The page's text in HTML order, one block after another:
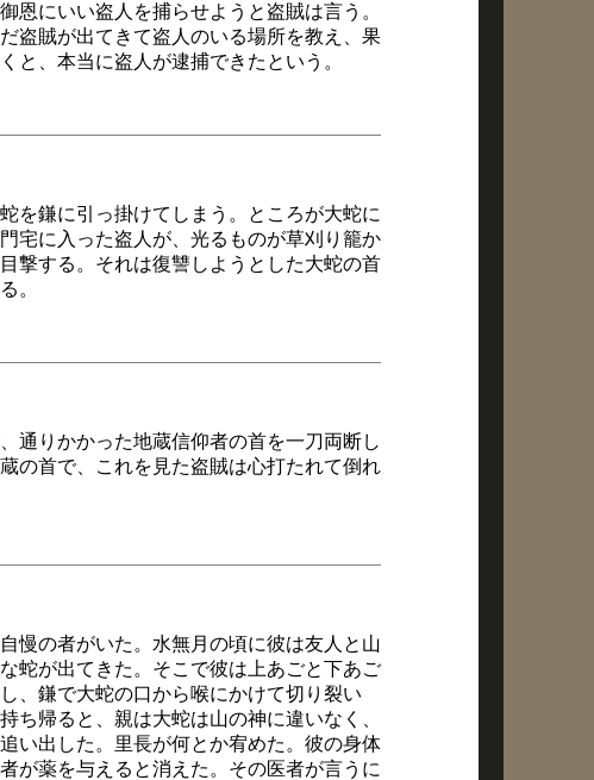
恩にいい盗人を捕らせようと盗賊は言う。
盗賊が出てきて盗人のいる場所を教え、果
と、本当に盗人が逮捕できたという。
を鎌に引っ掛けてしまう。ところが大蛇に
宅に入った盗人が、光るものが草刈り籠か
撃する。それは復讐しようとした大蛇の首
。
通りかかった地蔵信仰者の首を一刀両断し
の首で、これを見た盗賊は心打たれて倒れ
慢の者がいた。水無月の頃に彼は友人と山
蛇が出てきた。そこで彼は上あごと下あご
、鎌で大蛇の口から喉にかけて切り裂い
ち帰ると、親は大蛇は山の神に違いなく、
い出した。里長が何とか宥めた。彼の身体
が薬を与えると消えた。その医者が言うに